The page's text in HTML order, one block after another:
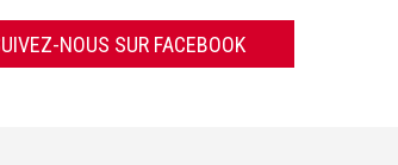
NOUS SUR FACEBOOK